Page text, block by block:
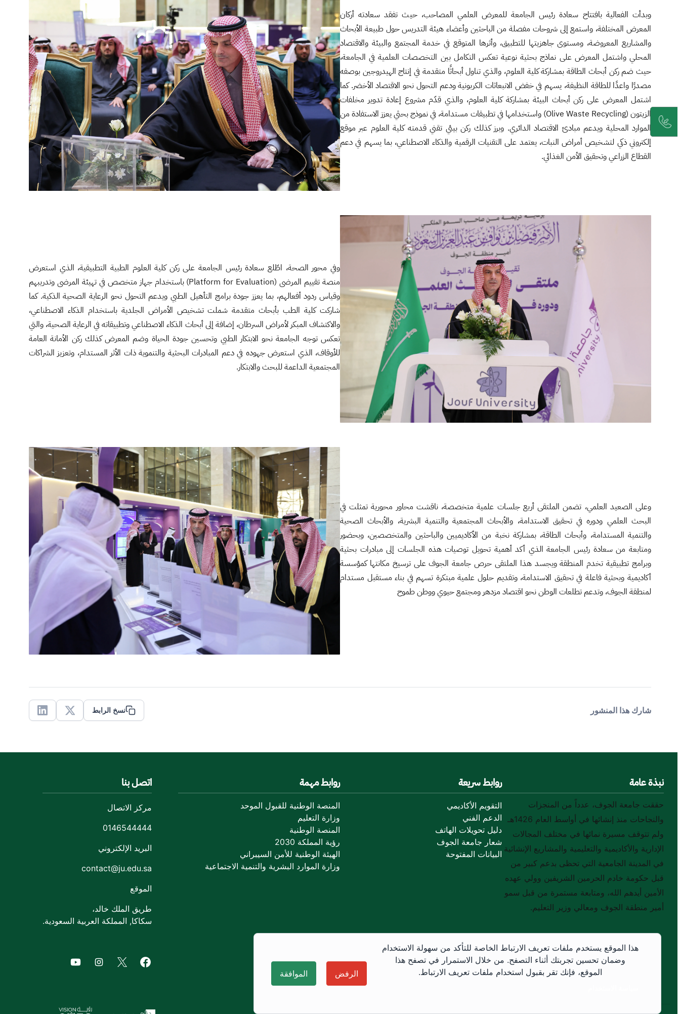
وبدأت الفعالية بافتتاح سعادة رئيس الجامعة للمعرض العلمي المصاحب، حيث تفقد سعادته أركان
المعرض المختلفة، واستمع إلى شروحات مفصلة من الباحثين وأعضاء هيئة التدريس حول طبيعة الأبحاث
والمشاريع المعروضة، ومستوى جاهزيتها للتطبيق، وأثرها المتوقع في خدمة المجتمع والبيئة والاقتصاد
المحلي واشتمل المعرض على نماذج بحثية نوعية تعكس التكامل بين التخصصات العلمية في الجامعة،
حيث ضم ركن أبحاث الطاقة بمشاركة كلية العلوم، والذي تناول أبحاثًا متقدمة في إنتاج الهيدروجين بوصفه
مصدرًا واعدًا للطاقة النظيفة، يسهم في خفض الانبعاثات الكربونية ودعم التحول نحو الاقتصاد الأخضر. كما
اشتمل المعرض على ركن أبحاث البيئة بمشاركة كلية العلوم، والذي قدّم مشروع إعادة تدوير مخلفات
الزيتون (Olive Waste Recycling) واستخدامها في تطبيقات مستدامة، في نموذج بحثي يعزز الاستفادة من
الموارد المحلية ويدعم مبادئ الاقتصاد الدائري. وبرز كذلك ركن بيئي تقني قدمته كلية العلوم عبر موقع
إلكتروني ذكي لتشخيص أمراض النبات، يعتمد على التقنيات الرقمية والذكاء الاصطناعي، بما يسهم في دعم
القطاع الزراعي وتحقيق الأمن الغذائي.
وفي محور الصحة، اطّلع سعادة رئيس الجامعة على ركن كلية العلوم الطبية التطبيقية، الذي استعرض
منصة تقييم المرضى (Platform for Evaluation) باستخدام جهاز متخصص في تهيئة المرضى وتدريبهم
وقياس ردود أفعالهم، بما يعزز جودة برامج التأهيل الطبي ويدعم التحول نحو الرعاية الصحية الذكية. كما
شاركت كلية الطب بأبحاث متقدمة شملت تشخيص الأمراض الجلدية باستخدام الذكاء الاصطناعي،
والاكتشاف المبكر لأمراض السرطان، إضافة إلى أبحاث الذكاء الاصطناعي وتطبيقاته في الرعاية الصحية، والتي
تعكس توجه الجامعة نحو الابتكار الطبي وتحسين جودة الحياة وضم المعرض كذلك ركن الأمانة العامة
للأوقاف، الذي استعرض جهوده في دعم المبادرات البحثية والتنموية ذات الأثر المستدام، وتعزيز الشراكات
المجتمعية الداعمة للبحث والابتكار.
وعلى الصعيد العلمي، تضمن الملتقى أربع جلسات علمية متخصصة، ناقشت محاور محورية تمثلت في
البحث العلمي ودوره في تحقيق الاستدامة، والأبحاث المجتمعية والتنمية البشرية، والأبحاث الصحية
والتنمية المستدامة، وأبحاث الطاقة، بمشاركة نخبة من الأكاديميين والباحثين والمتخصصين، وبحضور
ومتابعة من سعادة رئيس الجامعة الذي أكد أهمية تحويل توصيات هذه الجلسات إلى مبادرات بحثية
وبرامج تطبيقية تخدم المنطقة ويجسد هذا الملتقى حرص جامعة الجوف على ترسيخ مكانتها كمؤسسة
أكاديمية وبحثية فاعلة في تحقيق الاستدامة، وتقديم حلول علمية مبتكرة تسهم في بناء مستقبل مستدام
لمنطقة الجوف، وتدعم تطلعات الوطن نحو اقتصاد مزدهر ومجتمع حيوي ووطن طموح
شارك هذا المنشور نسخ الرابط
X
Linkedin
نبذة عامة
حققت جامعة الجوف، عدداً من المنجزات
والنجاحات منذ إنشائها في أواسط العام 1426هـ
ولم تتوقف مسيرة نمائها في مختلف المجالات
الإدارية والأكاديمية والتعليمية والمشاريع الإنشائية
في المدينة الجامعية التي تحظى بدعم كبير من
قبل حكومة خادم الحرمين الشريفين وولي عهده
الأمين أيدهم الله، ومتابعة مستمرة من قبل سمو
أمير منطقة الجوف ومعالي وزير التعليم.
روابط سريعة
التقويم الأكاديمي
الدعم الفني
دليل تحويلات الهاتف
شعار جامعة الجوف
البيانات المفتوحة
روابط مهمة
المنصة الوطنية للقبول الموحد
وزارة التعليم
المنصة الوطنية
رؤية المملكة 2030
الهيئة الوطنية للأمن السيبراني
وزارة الموارد البشرية والتنمية الاجتماعية
اتصل بنا
مركز الاتصال
0146544444
البريد الإلكتروني
contact@ju.edu.sa
الموقع
طريق الملك خالد،
سكاكا, المملكة العربية السعودية.
Facebook of Jouf University
X of Jouf University
of Jouf University
هذا الموقع يستخدم ملفات تعريف الارتباط الخاصة للتأكد من سهولة الاستخدام
وضمان تحسين تجربتك أثناء التصفح. من خلال الاستمرار في تصفح هذا
الموقع، فإنك تقر بقبول استخدام ملفات تعريف الارتباط.
الرفض الموافقة